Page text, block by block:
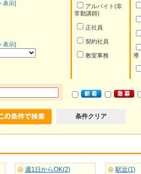
表示]
アルバイト(非
常勤講師)
正社員
契約社員
教室事務
導
表示]
条件クリア
週1日からOK(2) 駅近(1)